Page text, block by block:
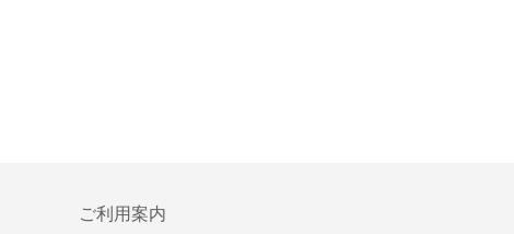
ご利用案内